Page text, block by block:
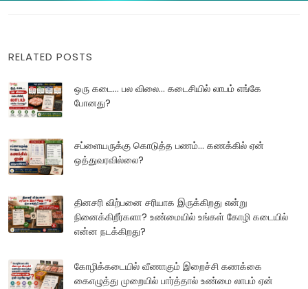
RELATED POSTS
ஒரு கடை... பல விலை... கடைசியில் லாபம் எங்கே
போனது?
சப்ளையருக்கு கொடுத்த பணம்... கணக்கில் ஏன்
ஒத்துவரவில்லை?
தினசரி விற்பனை சரியாக இருக்கிறது என்று
நினைக்கிறீர்களா? உண்மையில் உங்கள் கோழி கடையில்
என்ன நடக்கிறது?
கோழிக்கடையில் வீணாகும் இறைச்சி கணக்கை
கைஎழுத்து முறையில் பார்த்தால் உண்மை லாபம் ஏன்